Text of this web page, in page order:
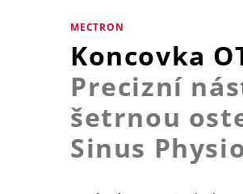
MECTRON
Koncovka
Precizní
šetrnou
Sinus